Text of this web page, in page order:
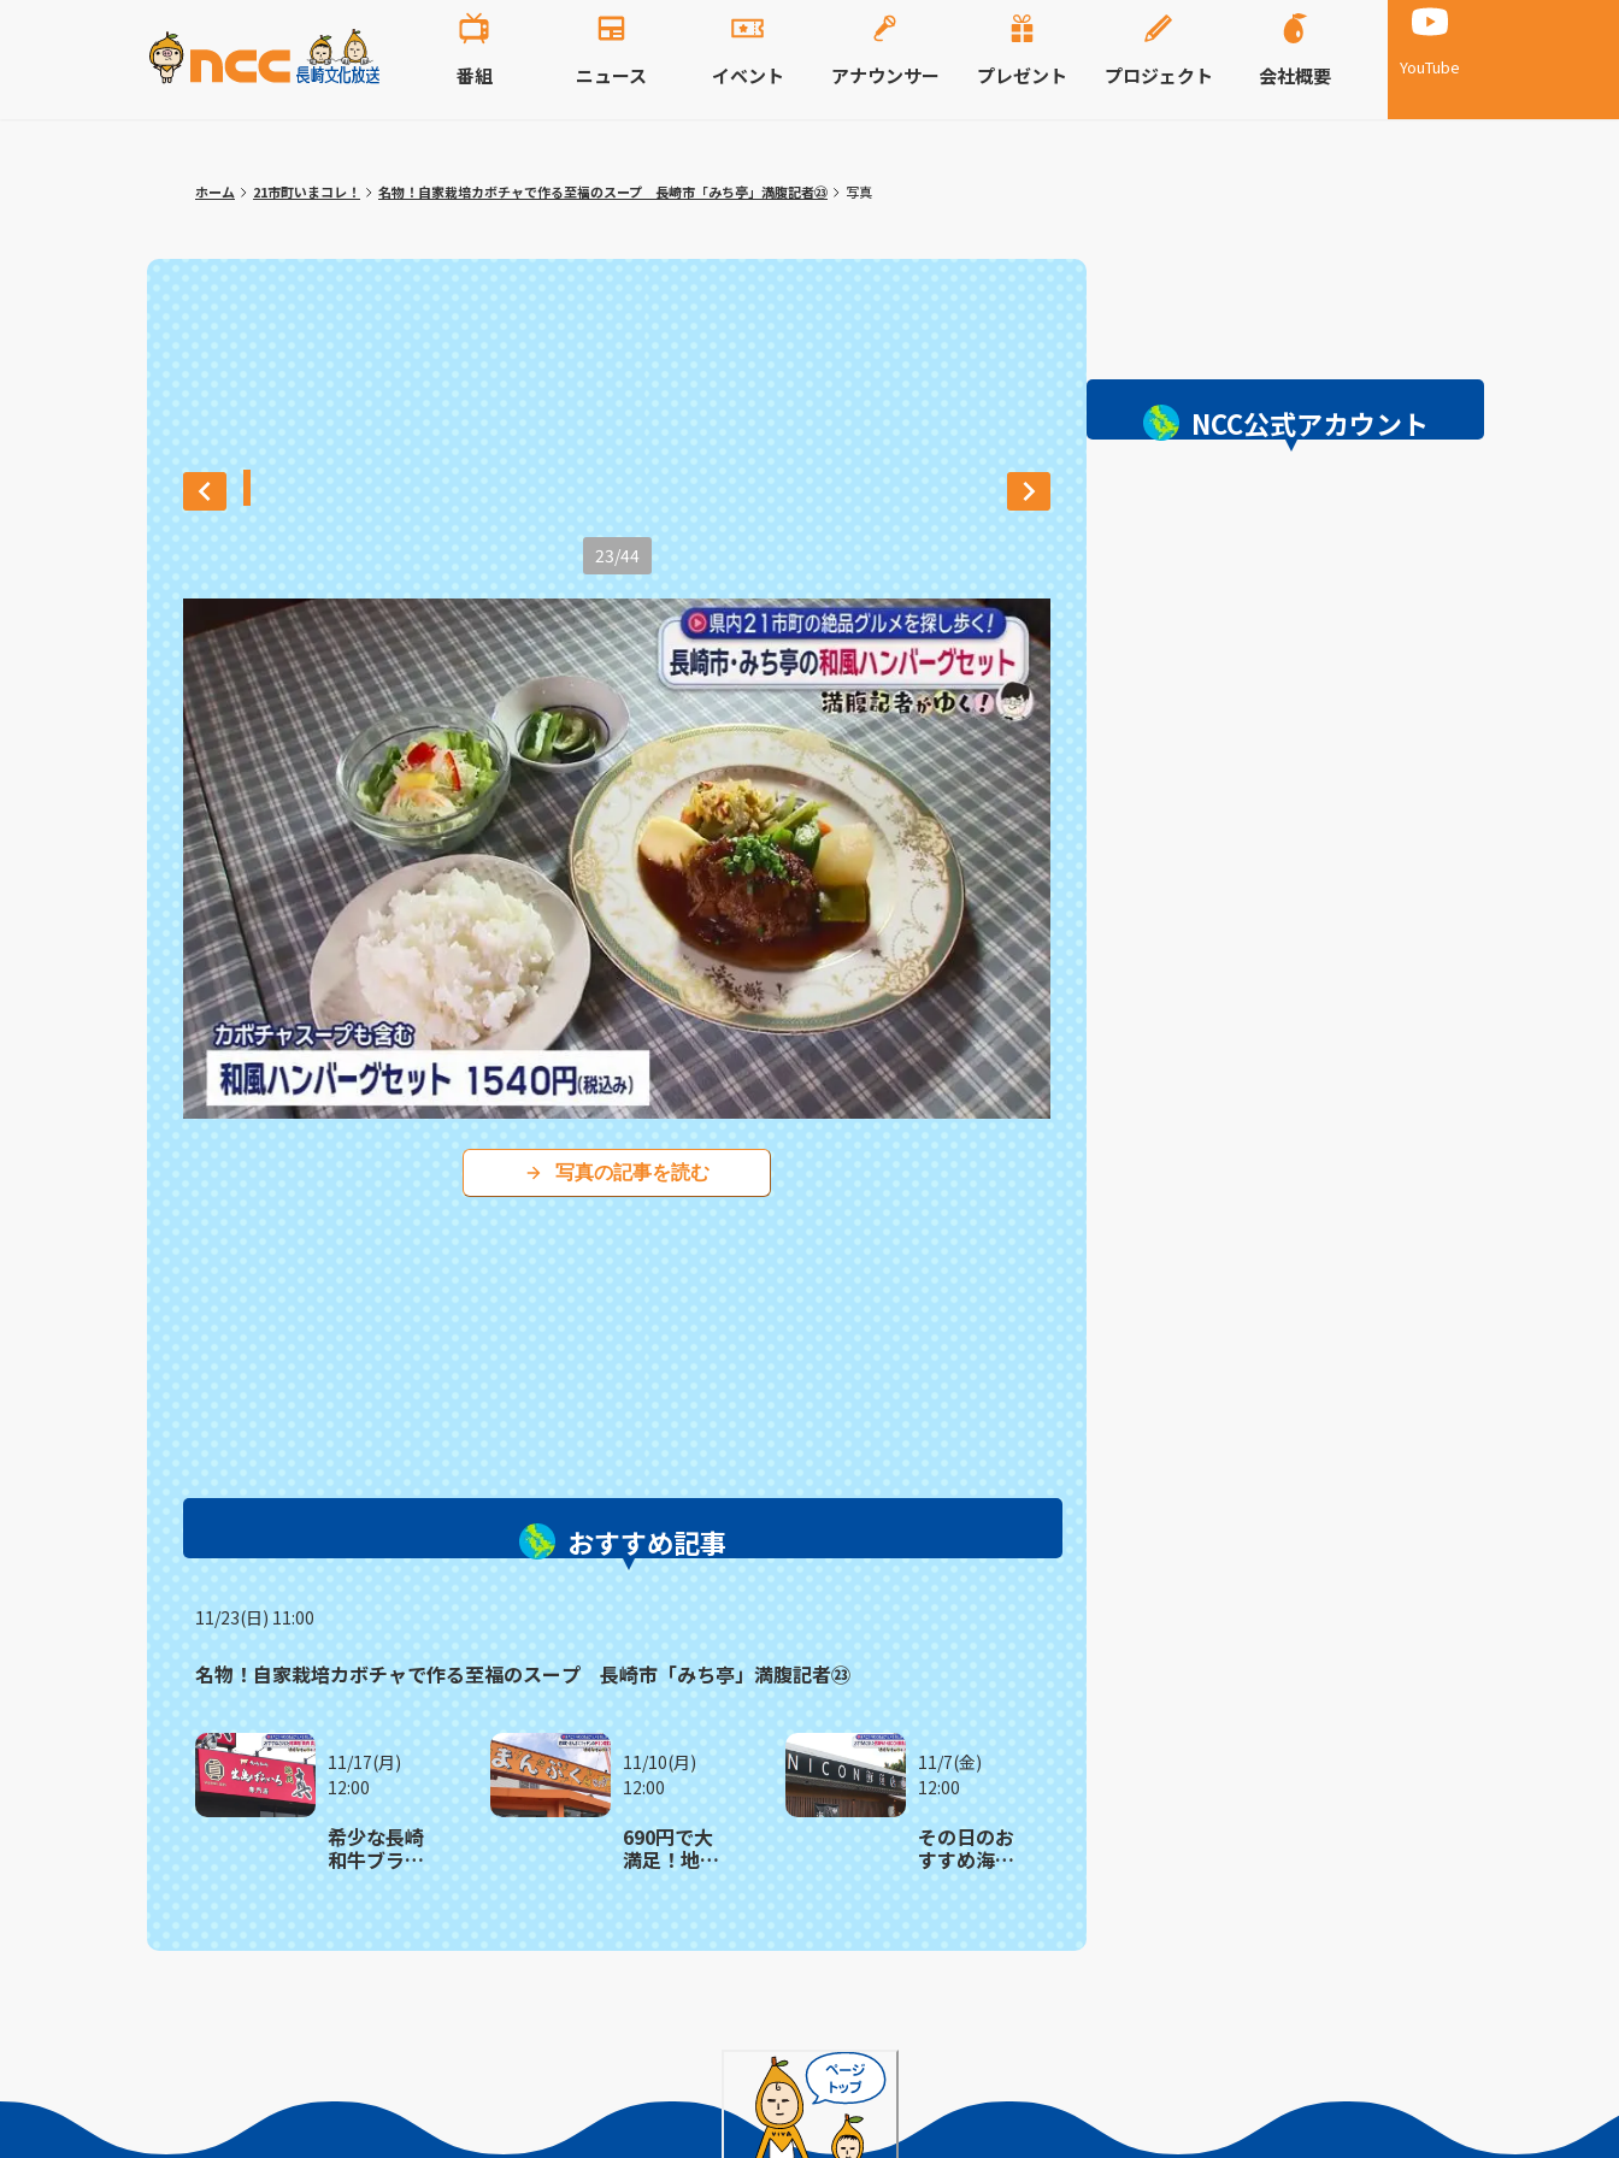
YouTube
番組 ニュース イベント アナウンサー プレゼント プロジェクト 会社概要
ホーム 21市町いまコレ！ 名物！自家栽培カボチャで作る至福のスープ 長崎市「みち亭」満腹記者㉓ 写真
23/44
写真の記事を読む
おすすめ記事
11/23(日) 11:00
名物！自家栽培カボチャで作る至福のスープ 長崎市「みち亭」満腹記者㉓
11/17(月)
12:00
希少な長崎
和牛ブラン
町「焼肉
11/10(月)
12:00
690円で大
満足！地域
「まんぷく
11/7(金)
12:00
その日のお
すすめ海鮮
ＣＯＮ鮮魚
NCC公式アカウント